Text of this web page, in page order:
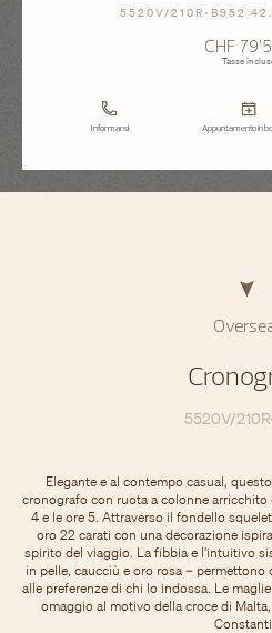
5520V/210R-B952
CHF
Tasse
Informarsi Appuntamento in
5520V/
Elegante e al contempo casual,
cronografo con ruota a colonne arricchito
4 e le ore 5. Attraverso il fondello
oro 22 carati con una decorazione
spirito del viaggio. La fibbia e l’intuitivo
in pelle, caucciù e oro rosa – permettono
alle preferenze di chi lo indossa. Le
omaggio al motivo della croce di